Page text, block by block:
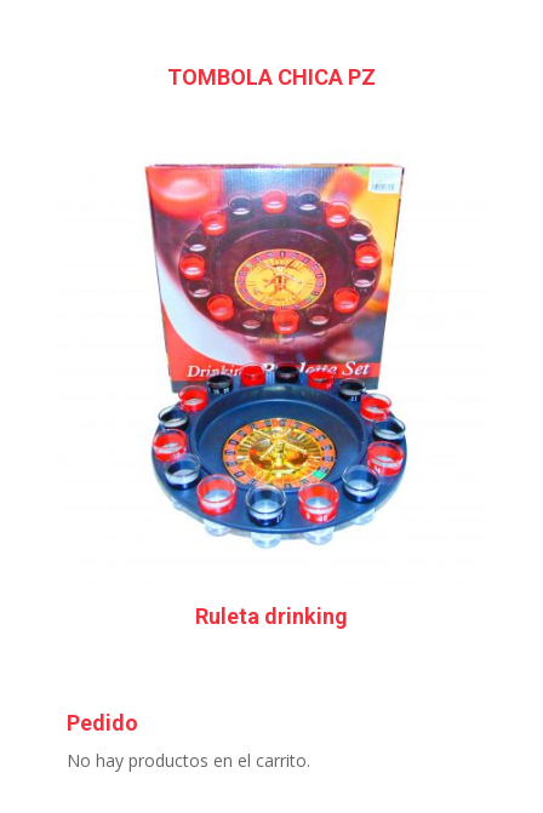
TOMBOLA CHICA PZ
Ruleta drinking
Pedido
No hay productos en el carrito.